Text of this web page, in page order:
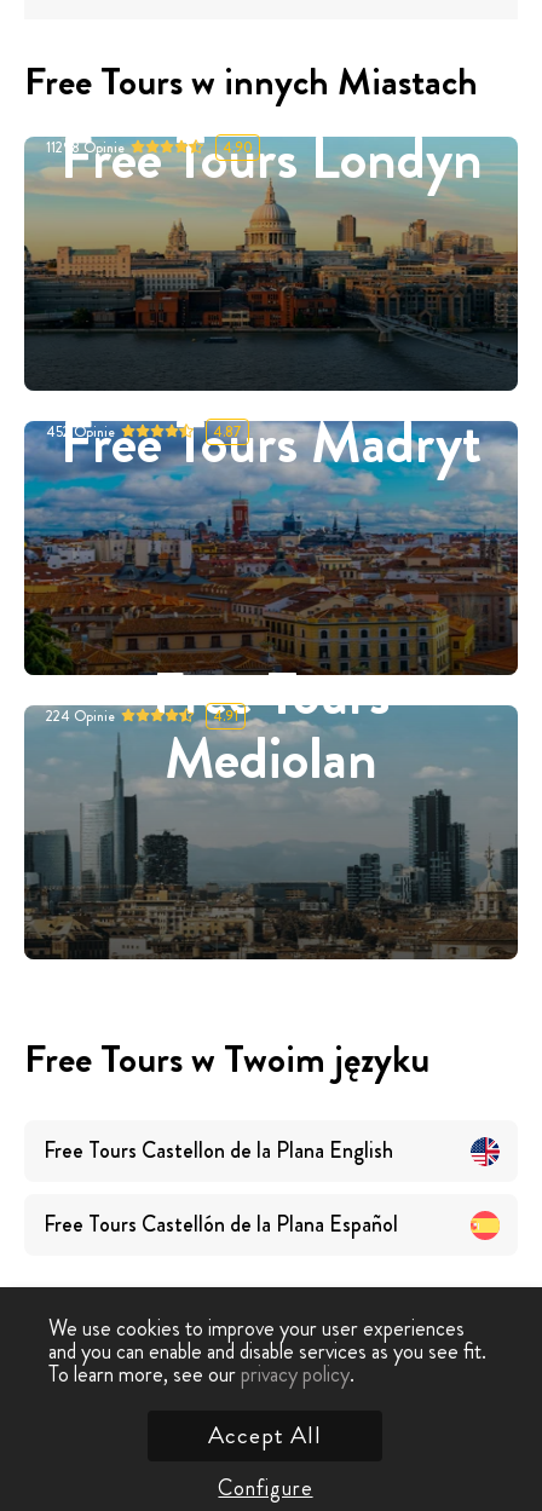
Free Tours w innych Miastach
Free Tours Londyn
11298Opinie 4.90
Free Tours Madryt
452 Opinie 4.87
Free Tours
Mediolan
224 Opinie 4.91
Free Tours w Twoim języku
Free Tours Castellon de la Plana English
Free Tours Castellón de la Plana Español
Free Walking Tour › Castellon de la Plana
We use cookies to improve your user experiences
and you can enable and disable services as you see fit.
To learn more, see ourprivacy policy.
Configure
Accept All